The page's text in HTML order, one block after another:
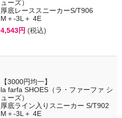
ューズ）
厚底レーススニーカーS/T906
M＋-3L＋ 4E
4,543円 (税込)
【3000円均一】
la farfa SHOES（ラ・ファーファ シ
ューズ）
厚底ライン入りスニーカー S/T902
M＋-3L＋ 4E